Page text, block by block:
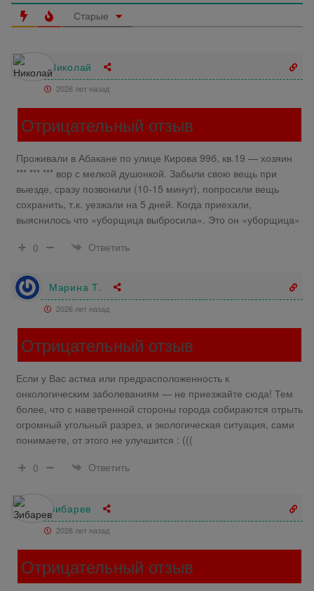
Старые
Николай
2026 лет назад
Отрицательный отзыв
Проживали в Абакане по улице Кирова 99б, кв.19 — хозяин
*** *** *** вор с мелкой душонкой. Забыли свою вещь при
выезде, сразу позвонили (10-15 минут), попросили вещь
сохранить, т.к. уезжали на 5 дней. Когда приехали,
выяснилось что «уборщица выбросила». Это он «уборщица»
0
Ответить
Марина Т.
2026 лет назад
Отрицательный отзыв
Если у Вас астма или предрасположенность к
онкологическим заболеваниям — не приезжайте сюда! Тем
более, что с наветренной стороны города собираются отрыть
огромный угольный разрез, и экологическая ситуация, сами
понимаете, от этого не улучшится : (((
0
Ответить
Зибарев
2026 лет назад
Отрицательный отзыв